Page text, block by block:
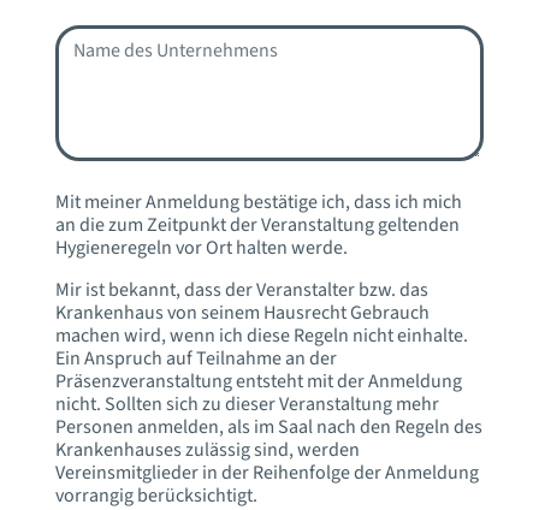
Mit meiner Anmeldung bestätige ich, dass ich mich
an die zum Zeitpunkt der Veranstaltung geltenden
Hygieneregeln vor Ort halten werde.
Mir ist bekannt, dass der Veranstalter bzw. das
Krankenhaus von seinem Hausrecht Gebrauch
machen wird, wenn ich diese Regeln nicht einhalte.
Ein Anspruch auf Teilnahme an der
Präsenzveranstaltung entsteht mit der Anmeldung
nicht. Sollten sich zu dieser Veranstaltung mehr
Personen anmelden, als im Saal nach den Regeln des
Krankenhauses zulässig sind, werden
Vereinsmitglieder in der Reihenfolge der Anmeldung
vorrangig berücksichtigt.